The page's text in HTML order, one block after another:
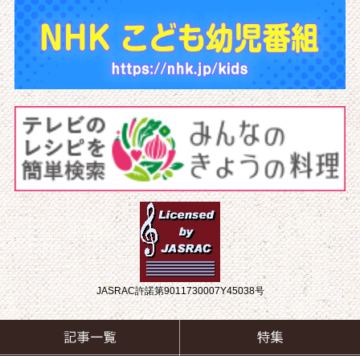
JASRAC許諾第9011730007Y45038号